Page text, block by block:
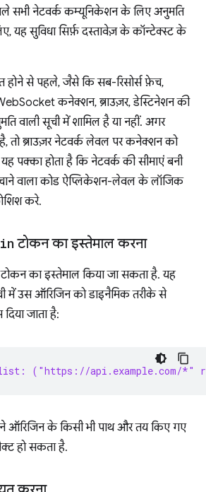
सभी नेटवर्क कम्यूनिकेशन के लिए अनुमति
यह सुविधा सिर्फ़ दस्तावेज़ के कॉन्टेक्स्ट के
होने से पहले, जैसे कि सब-रिसोर्स फ़ेच,
कनेक्शन, ब्राउज़र, डेस्टिनेशन की
वाली सूची में शामिल है या नहीं. अगर
तो ब्राउज़र नेटवर्क लेवल पर कनेक्शन को
पक्का होता है कि नेटवर्क की सीमाएं बनी
वाला कोड ऐप्लिकेशन-लेवल के लॉजिक
करे.
टोकन का इस्तेमाल करना
टोकन का इस्तेमाल किया जा सकता है. यह
में उस ऑरिजिन को डाइनैमिक तरीके से
जाता है:
("https://api.example.com/*"
ऑरिजिन के किसी भी पाथ और तय किए गए
हो सकता है.